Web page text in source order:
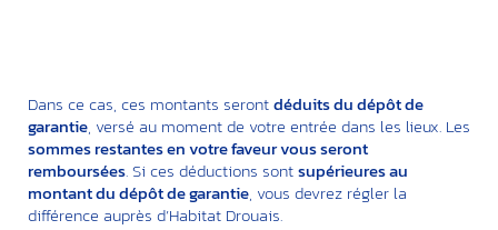
Dans ce cas, ces montants serontdéduits du dépôt de
garantie, versé au moment de votre entrée dans les lieux. Les
sommes restantes en votre faveur vous seront
remboursées. Si ces déductions sontsupérieures au
montant du dépôt de garantie, vous devrez régler la
différence auprès d’Habitat Drouais.